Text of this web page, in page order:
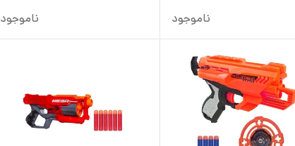
ناموجود ناموجود